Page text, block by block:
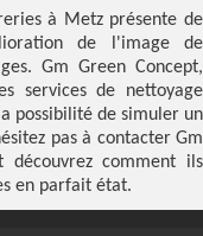
à Metz présente de
de l'image de
Gm Green Concept,
services de nettoyage
possibilité de simuler un
pas à contacter Gm
comment ils
en parfait état.